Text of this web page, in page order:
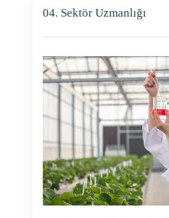
04. Sektör Uzmanlığı